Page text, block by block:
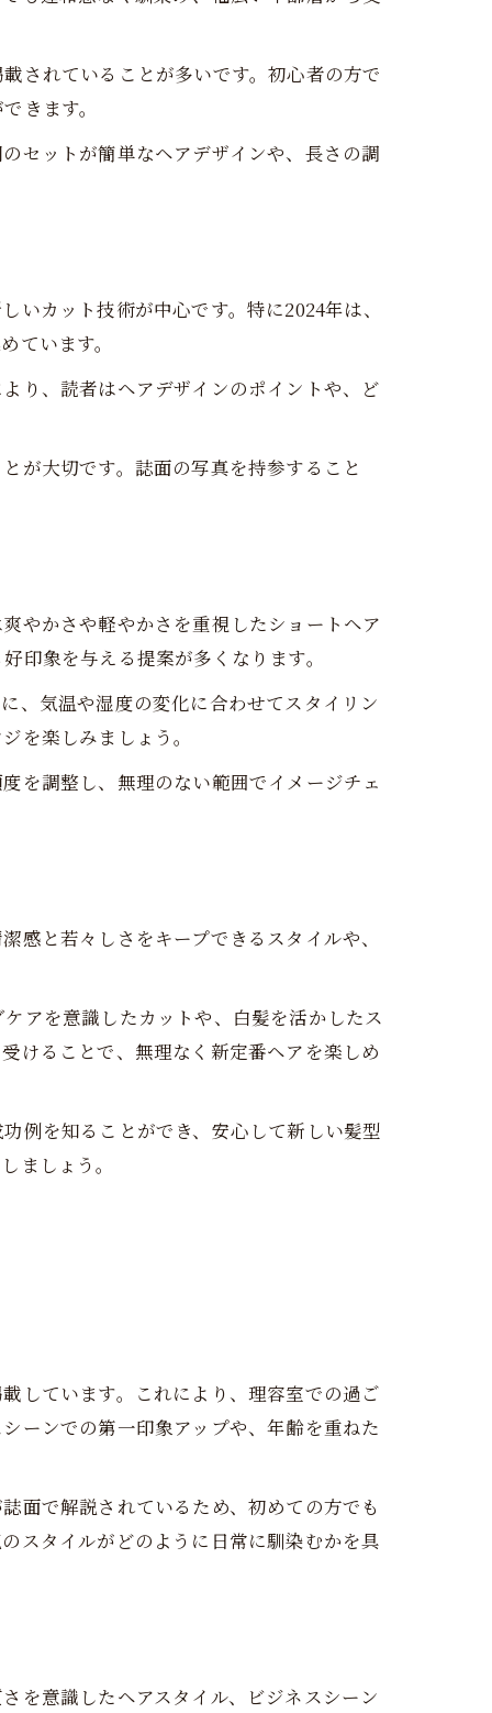
されていることが多いです。初心者の方で
きます。
セットが簡単なヘアデザインや、長さの調
カット技術が中心です。特に2024年は、
ています。
り、読者はヘアデザインのポイントや、ど
が大切です。誌面の写真を持参すること
やかさや軽やかさを重視したショートヘア
印象を与える提案が多くなります。
、気温や湿度の変化に合わせてスタイリン
を楽しみましょう。
を調整し、無理のない範囲でイメージチェ
と若々しさをキープできるスタイルや、
アを意識したカットや、白髪を活かしたス
けることで、無理なく新定番ヘアを楽しめ
例を知ることができ、安心して新しい髪型
ましょう。
しています。これにより、理容室での過ご
ーンでの第一印象アップや、年齢を重ねた
面で解説されているため、初めての方でも
スタイルがどのように日常に馴染むかを具
を意識したヘアスタイル、ビジネスシーン